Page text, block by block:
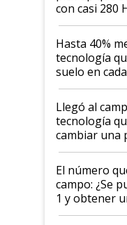
con casi 280
cuánto se
Hasta 40%
tecnología
suelo en
llevó Jacto
Aapresid 2026
Llegó al
tecnología
cambiar una
clave: ¿Y si
fuera tan
un botón?
El número
campo: ¿Se
1 y obtener
hasta US$